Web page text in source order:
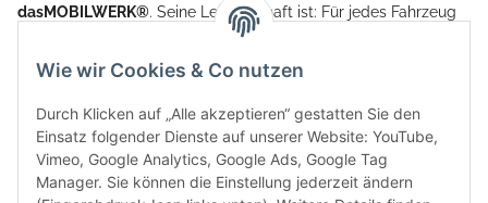
dasMOBILWERK®. Seine Leidenschaft ist: Für jedes Fahrzeug
ein Car Cover anzubieten - passgenau und individuell.
Aufgrund der vielen positiven Kundenrückmeldungen kamen
weitere Produkte, wie Reifenschuhe, Hardtopständer hinzu.
Seine Reifenschoner werden in Deutschland produziert und
sind mit hochwertigen Techniken und Materialien gefertigt.
dasMOBILWERK® ist seit der Gründung ein
Familienunternehmen, welches sich seit 2010 auf
Wie wir Cookies & Co nutzen
Durch Klicken auf „Alle akzeptieren“ gestatten Sie den
Einsatz folgender Dienste auf unserer Website: YouTube,
Vimeo, Google Analytics, Google Ads, Google Tag
Manager. Sie können die Einstellung jederzeit ändern